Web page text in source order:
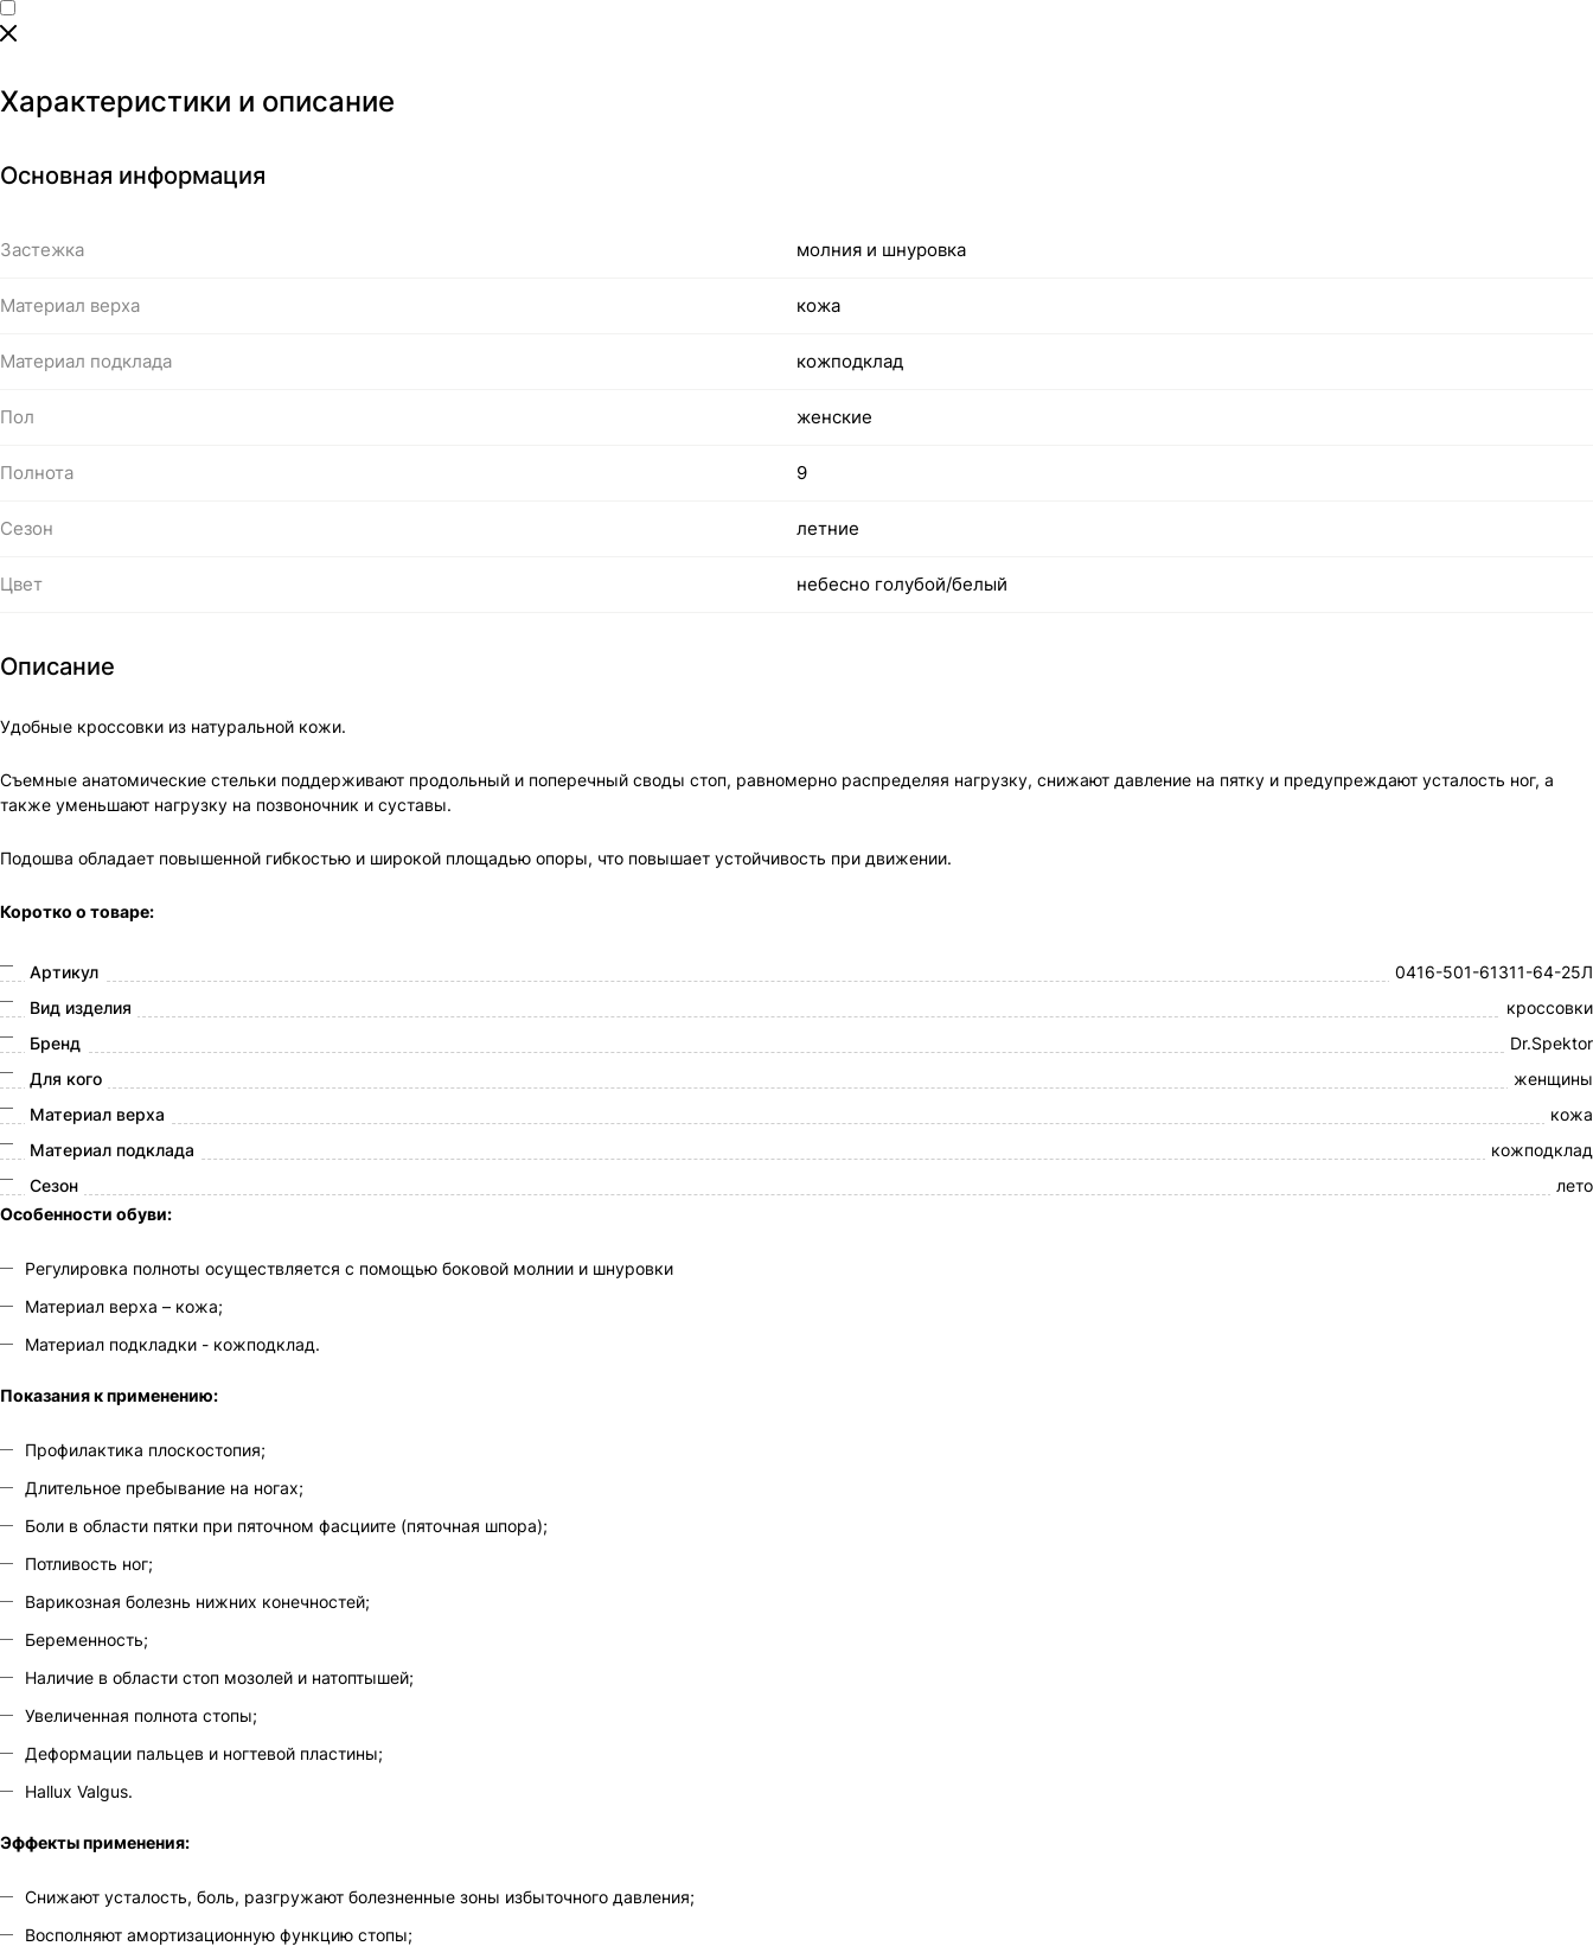
Характеристики и описание
Основная информация
Застежка молния и шнуровка
Материал верха кожа
Материал подклада кожподклад
Пол женские
Полнота 9
Сезон летние
Цвет небесно голубой/белый
Описание
Удобные кроссовки из натуральной кожи.
Съемные анатомические стельки поддерживают продольный и поперечный своды стоп, равномерно распределяя нагрузку, снижают давление на пятку и предупреждают усталость ног, а
также уменьшают нагрузку на позвоночник и суставы.
Подошва обладает повышенной гибкостью и широкой площадью опоры, что повышает устойчивость при движении.
Коротко о товаре:
Артикул
0416-501-61311-64-25Л
Вид изделия
кроссовки
Бренд
Dr.Spektor
Для кого
женщины
Материал верха
кожа
Материал подклада
кожподклад
Сезон
лето
Особенности обуви:
Регулировка полноты осуществляется с помощью боковой молнии и шнуровки
Материал верха – кожа;
Материал подкладки - кожподклад.
Показания к применению:
Профилактика плоскостопия;
Длительное пребывание на ногах;
Боли в области пятки при пяточном фасциите (пяточная шпора);
Потливость ног;
Варикозная болезнь нижних конечностей;
Беременность;
Наличие в области стоп мозолей и натоптышей;
Увеличенная полнота стопы;
Деформации пальцев и ногтевой пластины;
Hallux Valgus.
Эффекты применения:
Снижают усталость, боль, разгружают болезненные зоны избыточного давления;
Восполняют амортизационную функцию стопы;